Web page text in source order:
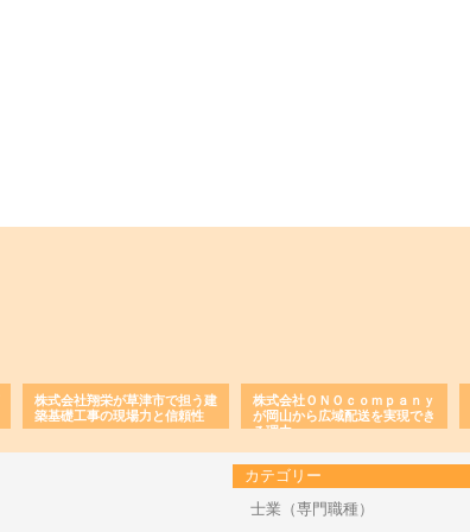
株式会社翔栄が草津市で担う建
築基礎工事の現場力と信頼性
株式会社ＯＮＯｃｏｍｐａｎｙ
が岡山から広域配送を実現でき
る理由
カテゴリー
士業（専門職種）